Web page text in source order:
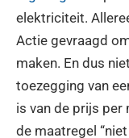
elektriciteit.
Actie gevraagd
maken. En dus
toezegging van
is van de prijs per
de maatregel